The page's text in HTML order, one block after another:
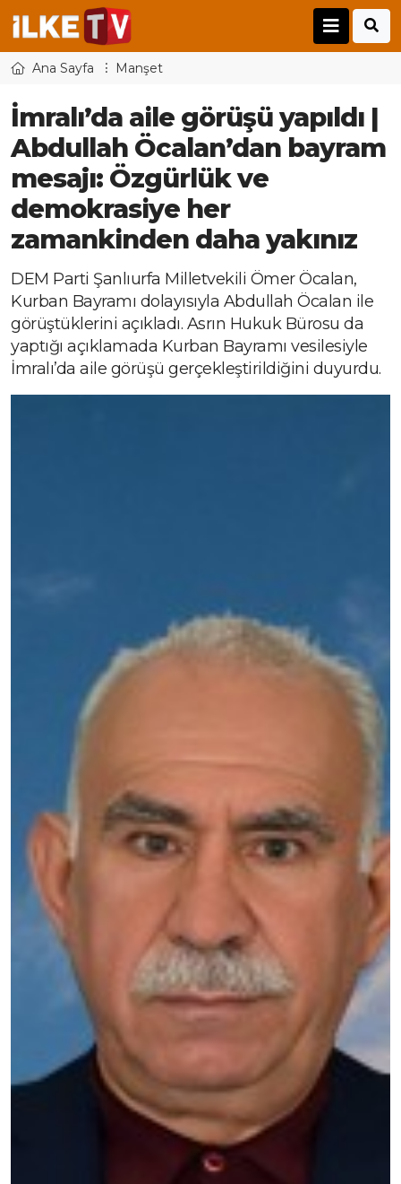
Ana Sayfa Manşet
İmralı’da aile görüşü yapıldı |
Abdullah Öcalan’dan bayram
mesajı: Özgürlük ve
demokrasiye her
zamankinden daha yakınız
DEM Parti Şanlıurfa Milletvekili Ömer Öcalan,
Kurban Bayramı dolayısıyla Abdullah Öcalan ile
görüştüklerini açıkladı. Asrın Hukuk Bürosu da
yaptığı açıklamada Kurban Bayramı vesilesiyle
İmralı’da aile görüşü gerçekleştirildiğini duyurdu.